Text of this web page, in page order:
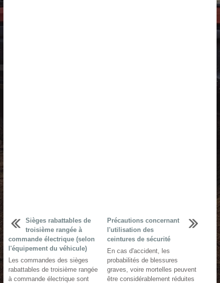
Sièges rabattables de
troisième rangée à
commande électrique (selon
l'équipement du véhicule)
Les commandes des sièges
rabattables de troisième rangée
à commande électrique sont
Précautions concernant
l'utilisation des
ceintures de sécurité
En cas d'accident, les
probabilités de blessures
graves, voire mortelles peuvent
être considérablement réduites